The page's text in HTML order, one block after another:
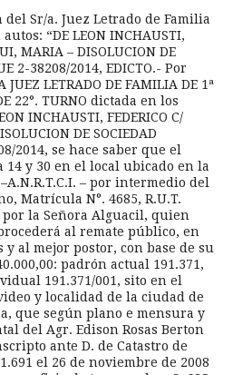
Sr/a. Juez Letrado de Familia
“DE LEON INCHAUSTI,
MARIA – DISOLUCION DE
2-38208/2014, EDICTO.- Por
LETRADO DE FAMILIA DE 1ª
22°. TURNO dictada en los
INCHAUSTI, FEDERICO C/
DE SOCIEDAD
2014, se hace saber que el
14 y 30 en el local ubicado en la
– por intermedio del
Matrícula N°. 4685, R.U.T.
por la Señora Alguacil, quien
al remate público, en
al mejor postor, con base de su
padrón actual 191.371,
191.371/001, sito en el
y localidad de la ciudad de
que según plano e mensura y
del Agr. Edison Rosas Berton
ante D. de Catastro de
el 26 de noviembre de 2008